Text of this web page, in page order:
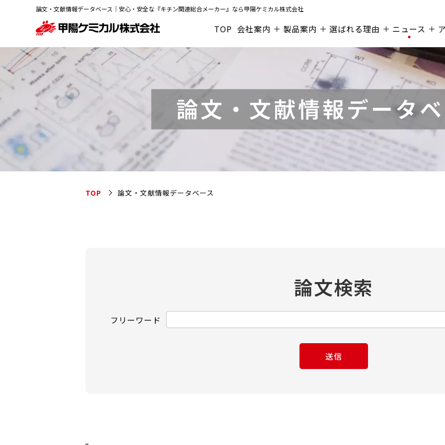
論文・文献情報データベース｜安心・安全な『キチン関連総合メーカー』なら甲陽ケミカル株式会社
TOP 会社案内 製品案内 選ばれる理由 ニュース
論文・文献情報データ
TOP 論文・文献情報データベース
論文検索
フリーワード
送信